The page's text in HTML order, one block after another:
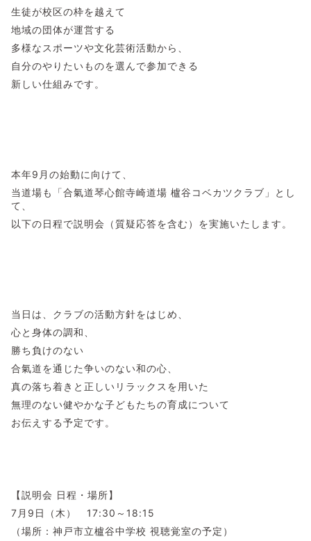
生徒が校区の枠を越えて
地域の団体が運営する
多様なスポーツや文化芸術活動から、
自分のやりたいものを選んで参加できる
新しい仕組みです。
本年9月の始動に向けて、
当道場も「合氣道琴心館寺崎道場 櫨谷コベカツクラブ」とし
て、
以下の日程で説明会（質疑応答を含む）を実施いたします。
当日は、クラブの活動方針をはじめ、
心と身体の調和、
勝ち負けのない
合氣道を通じた争いのない和の心、
真の落ち着きと正しいリラックスを用いた
無理のない健やかな子どもたちの育成について
お伝えする予定です。
​【説明会 日程・場所】
7月9日（木） 17:30～18:15
（場所：神戸市立櫨谷中学校 視聴覚室の予定）